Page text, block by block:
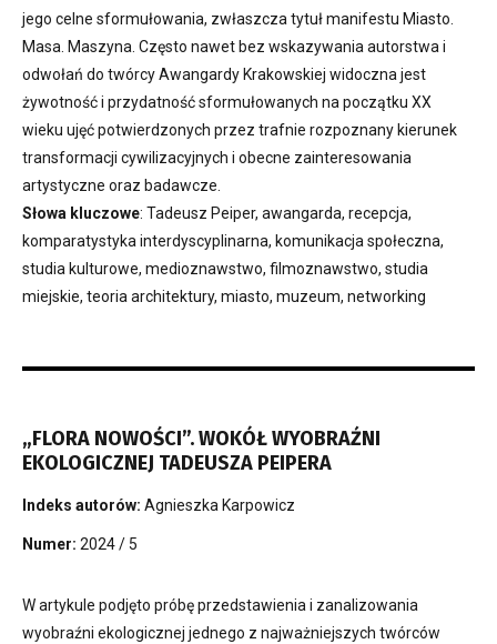
jego celne sformułowania, zwłaszcza tytuł manifestu Miasto.
Masa. Maszyna. Często nawet bez wskazywania autorstwa i
odwołań do twórcy Awangardy Krakowskiej widoczna jest
żywotność i przydatność sformułowanych na początku XX
wieku ujęć potwierdzonych przez trafnie rozpoznany kierunek
transformacji cywilizacyjnych i obecne zainteresowania
artystyczne oraz badawcze.
Słowa kluczowe: Tadeusz Peiper, awangarda, recepcja,
komparatystyka interdyscyplinarna, komunikacja społeczna,
studia kulturowe, medioznawstwo, filmoznawstwo, studia
miejskie, teoria architektury, miasto, muzeum, networking
„FLORA NOWOŚCI”. WOKÓŁ WYOBRAŹNI
EKOLOGICZNEJ TADEUSZA PEIPERA
Indeks autorów: Agnieszka Karpowicz
Numer: 2024 / 5
W artykule podjęto próbę przedstawienia i zanalizowania
wyobraźni ekologicznej jednego z najważniejszych twórców